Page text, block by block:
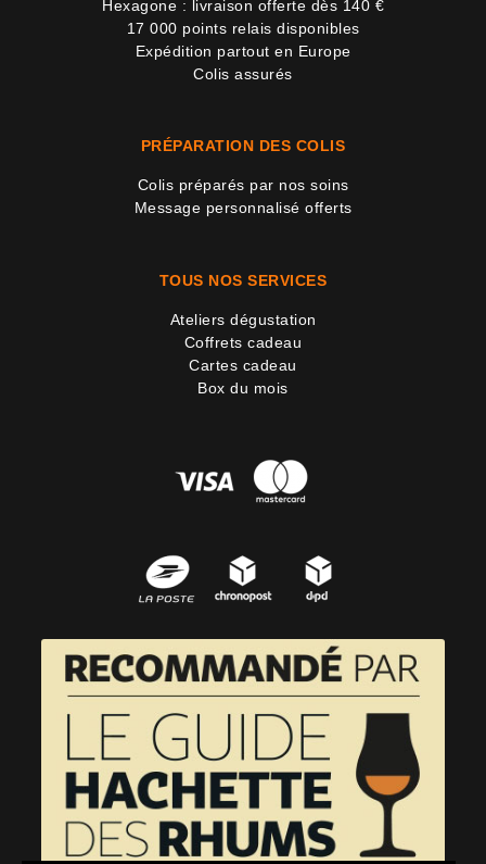
Hexagone : livraison offerte dès 140 €
17 000 points relais disponibles
Expédition partout en Europe
Colis assurés
PRÉPARATION DES COLIS
Colis préparés par nos soins
Message personnalisé offerts
TOUS NOS SERVICES
Ateliers dégustation
Coffrets cadeau
Cartes cadeau
Box du mois